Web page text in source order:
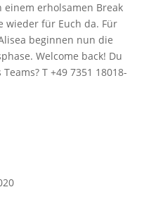
erholsamen Break
wieder für Euch da. Für
beginnen nun die
Welcome back! Du
T +49 7351 18018-